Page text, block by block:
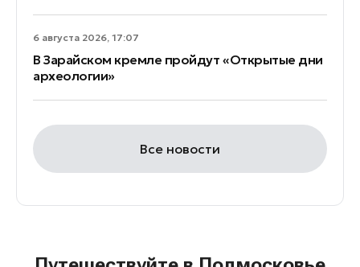
6 августа 2026, 17:07
В Зарайском кремле пройдут «Открытые дни
археологии»
Все новости